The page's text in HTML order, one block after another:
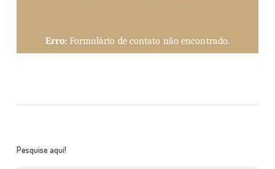
Erro: Formulário de contato não encontrado.
Pesquise aqui!